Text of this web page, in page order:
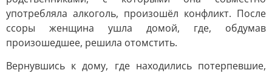
употребляла алкоголь, произошёл конфликт. После
ссоры женщина ушла домой, где, обдумав
произошедшее, решила отомстить.
Вернувшись к дому, где находились потерпевшие,